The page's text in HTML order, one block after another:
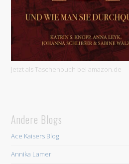
Jetzt als Taschenbuch bei amazon.de
Andere Blogs
Ace Kaisers Blog
Annika Lamer